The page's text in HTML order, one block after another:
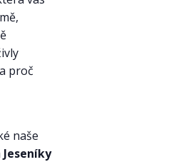
proč
naše
Jeseníky